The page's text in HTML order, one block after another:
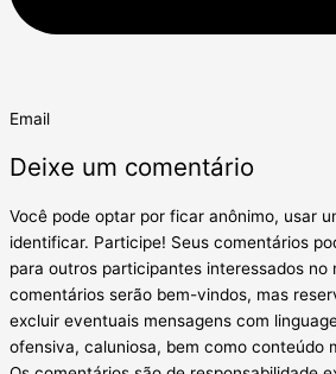
Email
Deixe um comentário
Você pode optar por ficar anônimo, usar
identificar. Participe! Seus comentários
para outros participantes interessados no
comentários serão bem-vindos, mas
excluir eventuais mensagens com
ofensiva, caluniosa, bem como conteúdo